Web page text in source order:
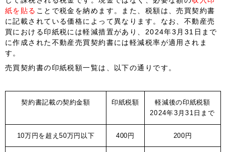
紙を貼る ことで税金を納めます。また、税額は、売買契約書
に記載されている価格によって異なります。なお、不動産売
買における印紙税には軽減措置があり、 2024年3月31日まで
に作成された不動産売買契約書には軽減税率が適用されま
す。
売買契約書の印紙税額一覧は、以下の通りです。
契約書記載の契約金額 印紙税額
軽減後の印紙税額
2024年3月31日まで
10万円を超え50万円以下 400円 200円